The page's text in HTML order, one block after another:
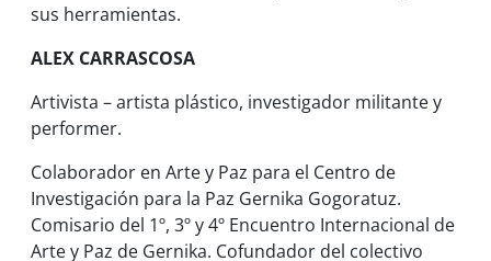
sus herramientas.
ALEX CARRASCOSA
Artivista – artista plástico, investigador militante y
performer.
Colaborador en Arte y Paz para el Centro de
Investigación para la Paz Gernika Gogoratuz.
Comisario del 1º, 3º y 4º Encuentro Internacional de
Arte y Paz de Gernika. Cofundador del colectivo